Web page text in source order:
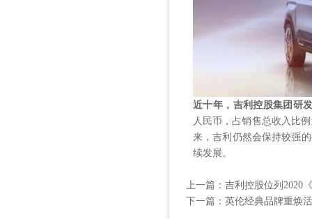
近十年，吉利控股集团研
人民币，占销售总收入比
来，吉利仍然会保持较强
续发展。
上一篇： 吉利控股位列2020
下一篇： 英伦经典品牌重焕